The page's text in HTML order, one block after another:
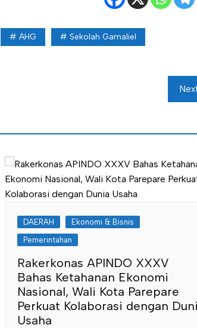
AHG Sekolah Gamaliel
DAERAH
Ekonomi & Bisnis
Pemerintahan
Rakerkonas APINDO XXXV
Bahas Ketahanan Ekonomi
Nasional, Wali Kota Parepare
Perkuat Kolaborasi dengan
Usaha